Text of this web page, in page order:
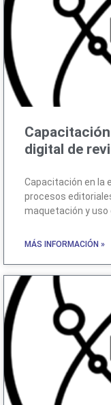
digital de
Capacitación en la
procesos
maquetación y uso
MÁS INFORMACIÓN »